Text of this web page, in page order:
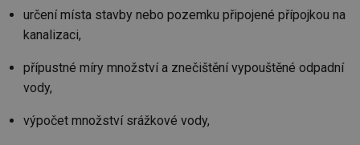
určení místa stavby nebo pozemku připojené přípojkou na
kanalizaci,
přípustné míry množství a znečištění vypouštěné odpadní
vody,
výpočet množství srážkové vody,